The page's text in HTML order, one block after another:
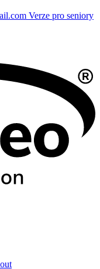
Verze pro seniory